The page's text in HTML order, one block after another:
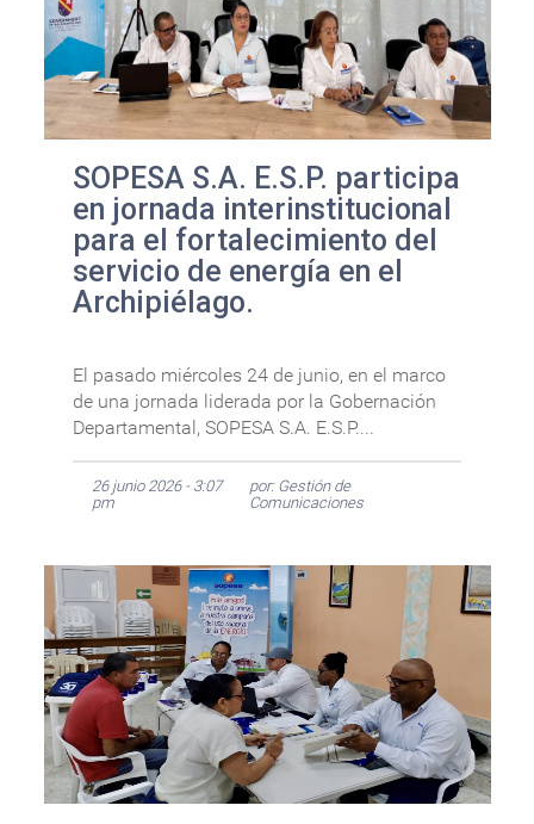
SOPESA S.A. E.S.P. participa
en jornada interinstitucional
para el fortalecimiento del
servicio de energía en el
Archipiélago.
El pasado miércoles 24 de junio, en el marco
de una jornada liderada por la Gobernación
Departamental, SOPESA S.A. E.S.P....
26 junio 2026 - 3:07
pm
por: Gestión de
Comunicaciones